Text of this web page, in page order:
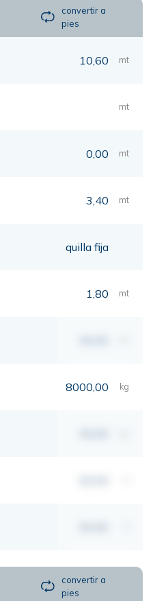
convertir a
pies
10,60 mt
mt
0,00 mt
3,40 mt
quilla fija
1,80 mt
8000,00 kg
convertir a
pies